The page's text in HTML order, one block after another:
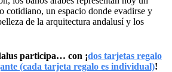
cotidiano, un espacio donde evadirse y
de la arquitectura andalusí y los
participa… con ¡dos tarjetas regalo
(cada tarjeta regalo es individual)!